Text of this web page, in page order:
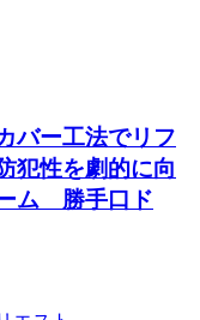
バー工法でリフ
犯性を劇的に向
ム 勝手口ド